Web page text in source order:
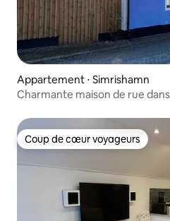
Appartement ⋅ Simrishamn
Charmante maison de rue
Coup de cœur voyageurs
Coup de cœur voyageurs